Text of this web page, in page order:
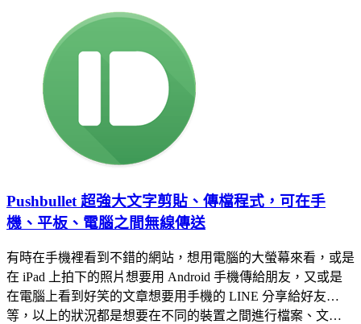
Pushbullet 超強大文字剪貼、傳檔程式，可在手
機、平板、電腦之間無線傳送
有時在手機裡看到不錯的網站，想用電腦的大螢幕來看，或是
在 iPad 上拍下的照片想要用 Android 手機傳給朋友，又或是
在電腦上看到好笑的文章想要用手機的 LINE 分享給好友…
等，以上的狀況都是想要在不同的裝置之間進行檔案、文…